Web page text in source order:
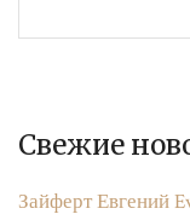
Свежие
Зайферт Евгений